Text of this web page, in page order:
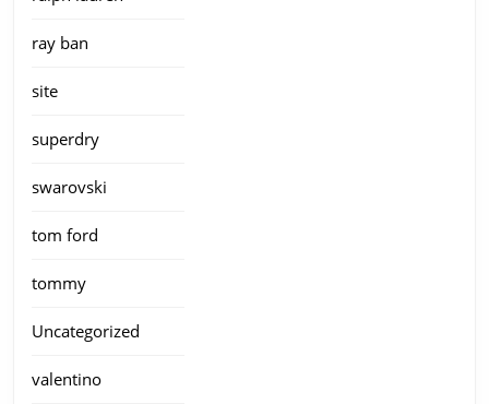
ray ban
site
superdry
swarovski
tom ford
tommy
Uncategorized
valentino